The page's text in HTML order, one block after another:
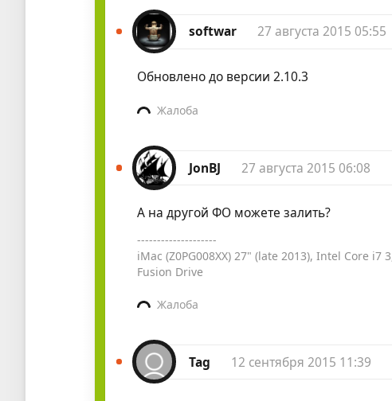
softwar 27 августа 2015 05:55
Обновлено до версии 2.10.3
Жалоба
JonBJ 27 августа 2015 06:08
А на другой ФО можете залить?
--------------------
iMac (Z0PG008XX) 27" (late 2013), Intel Core i7
Fusion Drive
Жалоба
Tag 12 сентября 2015 11:39